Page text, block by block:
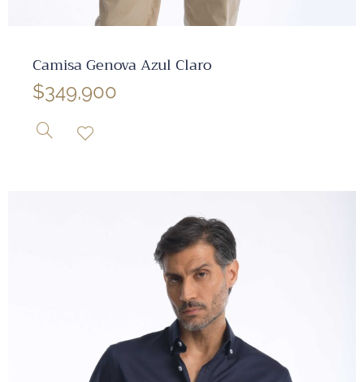
Camisa Genova Azul Claro
$349,900